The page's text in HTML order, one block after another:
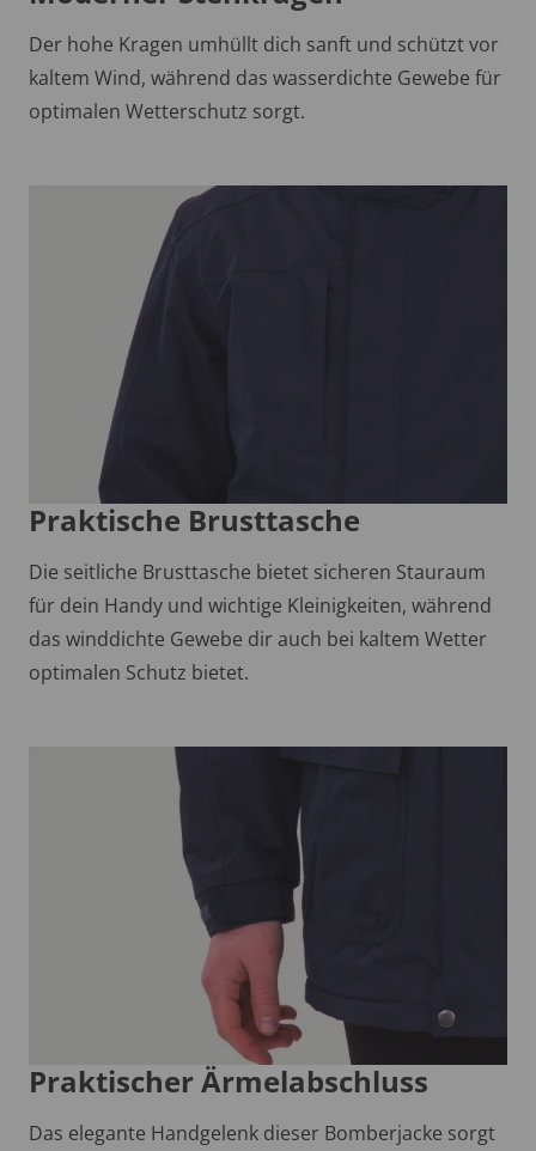
Der hohe Kragen umhüllt dich sanft und schützt vor
kaltem Wind, während das wasserdichte Gewebe für
optimalen Wetterschutz sorgt.
Praktische Brusttasche
Die seitliche Brusttasche bietet sicheren Stauraum
für dein Handy und wichtige Kleinigkeiten, während
das winddichte Gewebe dir auch bei kaltem Wetter
optimalen Schutz bietet.
Praktischer Ärmelabschluss
Das elegante Handgelenk dieser Bomberjacke sorgt